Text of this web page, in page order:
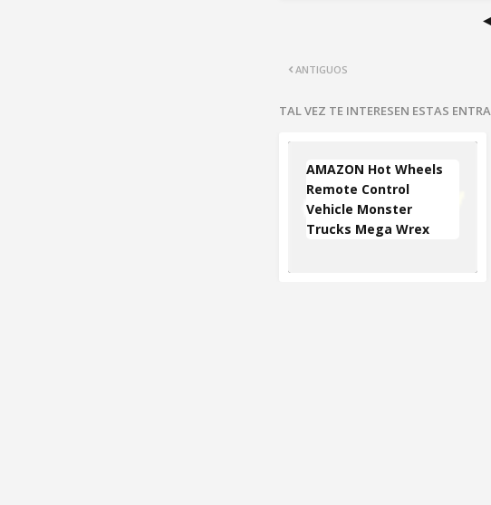
ANTIGUOS
TAL VEZ TE INTERESEN ESTAS
AMAZON Hot Wheels
Remote Control
Vehicle Monster
Trucks Mega Wrex